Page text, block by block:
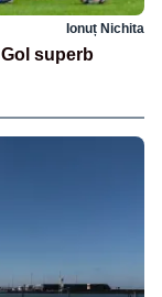
Ionuț Nichita
superb